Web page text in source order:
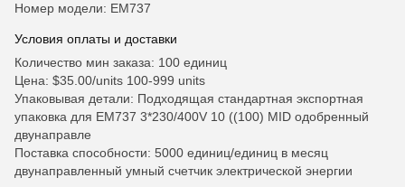
Номер модели: EM737
Условия оплаты и доставки
Количество мин заказа: 100 единиц
Цена: $35.00/units 100-999 units
Упаковывая детали: Подходящая стандартная экспортная
упаковка для EM737 3*230/400V 10 ((100) MID одобренный
двунаправле
Поставка способности: 5000 единиц/единиц в месяц
двунаправленный умный счетчик электрической энергии